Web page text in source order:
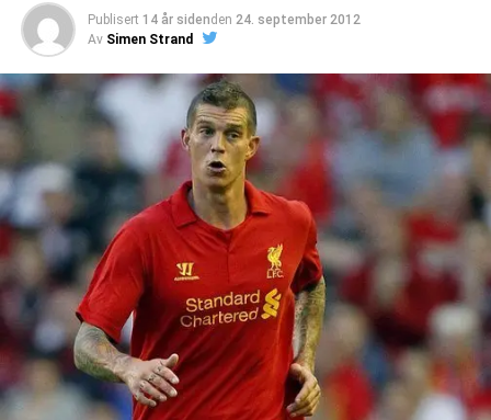
Publisert 14 år sidenden 24. september 2012
Av Simen Strand